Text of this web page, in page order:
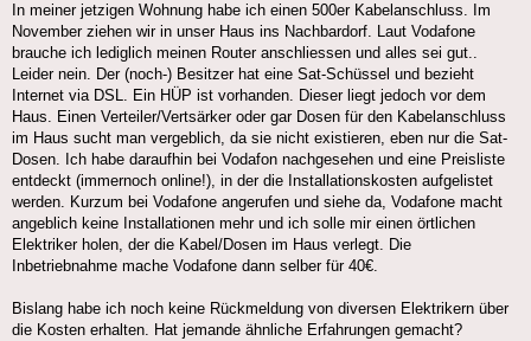
In meiner jetzigen Wohnung habe ich einen 500er Kabelanschluss. Im
November ziehen wir in unser Haus ins Nachbardorf. Laut Vodafone
brauche ich lediglich meinen Router anschliessen und alles sei gut..
Leider nein. Der (noch-) Besitzer hat eine Sat-Schüssel und bezieht
Internet via DSL. Ein HÜP ist vorhanden. Dieser liegt jedoch vor dem
Haus. Einen Verteiler/Vertsärker oder gar Dosen für den Kabelanschluss
im Haus sucht man vergeblich, da sie nicht existieren, eben nur die Sat-
Dosen. Ich habe daraufhin bei Vodafon nachgesehen und eine Preisliste
entdeckt (immernoch online!), in der die Installationskosten aufgelistet
werden. Kurzum bei Vodafone angerufen und siehe da, Vodafone macht
angeblich keine Installationen mehr und ich solle mir einen örtlichen
Elektriker holen, der die Kabel/Dosen im Haus verlegt. Die
Inbetriebnahme mache Vodafone dann selber für 40€.
Bislang habe ich noch keine Rückmeldung von diversen Elektrikern über
die Kosten erhalten. Hat jemande ähnliche Erfahrungen gemacht?